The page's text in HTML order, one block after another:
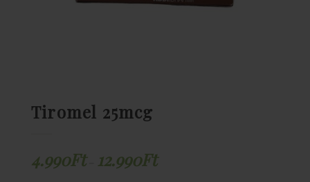
Tiromel 25mcg
4.990Ft– 12.990Ft